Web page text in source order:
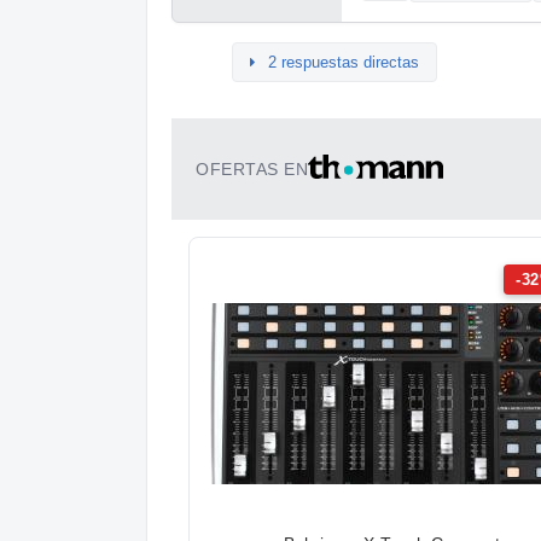
2 respuestas directas
OFERTAS EN
-